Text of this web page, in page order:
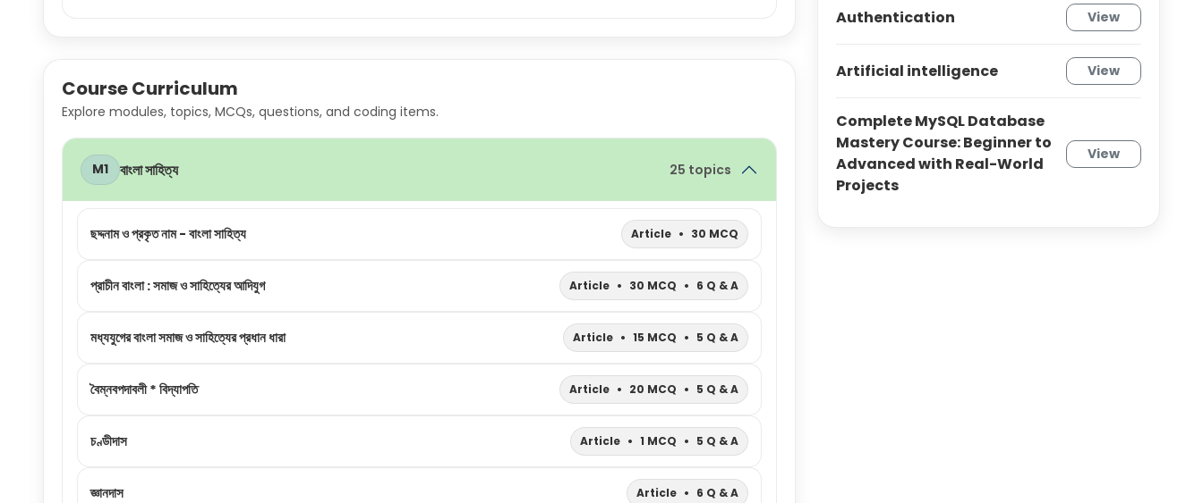
Course Curriculum
Explore modules, topics, MCQs, questions, and coding items.
M1 বাংলা সাহিত্য 25 topics
ছদ্দনাম ও প্রকৃত নাম - বাংলা সাহিত্য Article • 30 MCQ
প্রাচীন বাংলা : সমাজ ও সাহিত্যের আদিযুগ Article • 30 MCQ • 6 Q & A
মধ্যযুগের বাংলা সমাজ ও সাহিত্যের প্রধান ধারা Article • 15 MCQ • 5 Q & A
বৈম্নবপদাবলী * বিদ্যাপতি Article • 20 MCQ • 5 Q & A
চণ্ডীদাস Article • 1 MCQ • 5 Q & A
জ্ঞানদাস Article • 6 Q & A
Authentication View
Artificial intelligence View
Complete MySQL Database
Mastery Course: Beginner to
Advanced with Real-World
Projects
View